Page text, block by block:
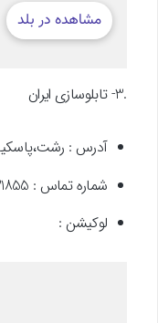
.3- تابلوسازی ایران
آدرس :
شماره تماس : 09119331855
لوکیشن :